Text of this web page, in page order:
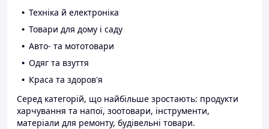
Техніка й електроніка
Товари для дому і саду
Авто- та мототовари
Одяг та взуття
Краса та здоров'я
Серед категорій, що найбільше зростають: продукти
харчування та напої, зоотовари, інструменти,
матеріали для ремонту, будівельні товари.